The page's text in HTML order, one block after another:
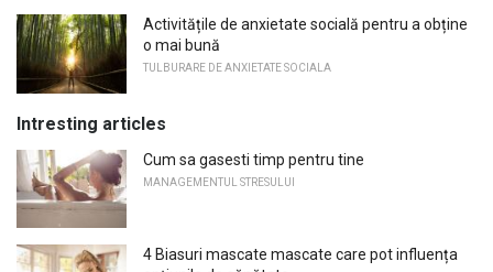
Activitățile de anxietate socială pentru a obține
o mai bună
TULBURARE DE ANXIETATE SOCIALA
Intresting articles
Cum sa gasesti timp pentru tine
MANAGEMENTUL STRESULUI
4 Biasuri mascate mascate care pot influența